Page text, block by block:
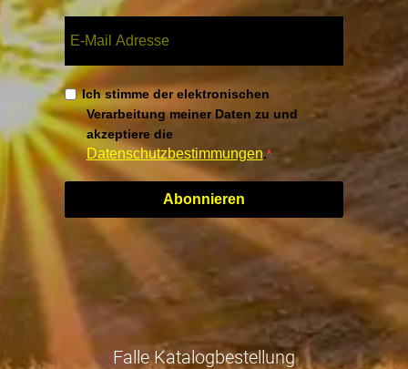
Ich stimme der elektronischen
Verarbeitung meiner Daten zu und
akzeptiere die
Datenschutzbestimmungen.
Abonnieren
Falle Katalogbestellung